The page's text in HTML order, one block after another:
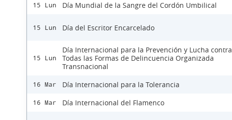
15 Lun Día Mundial de la Sangre del Cordón Umbilical
15 Lun Día del Escritor Encarcelado
15 Lun
Día Internacional para la Prevención y Lucha contra
Todas las Formas de Delincuencia Organizada
Transnacional
16 Mar Día Internacional para la Tolerancia
16 Mar Día Internacional del Flamenco